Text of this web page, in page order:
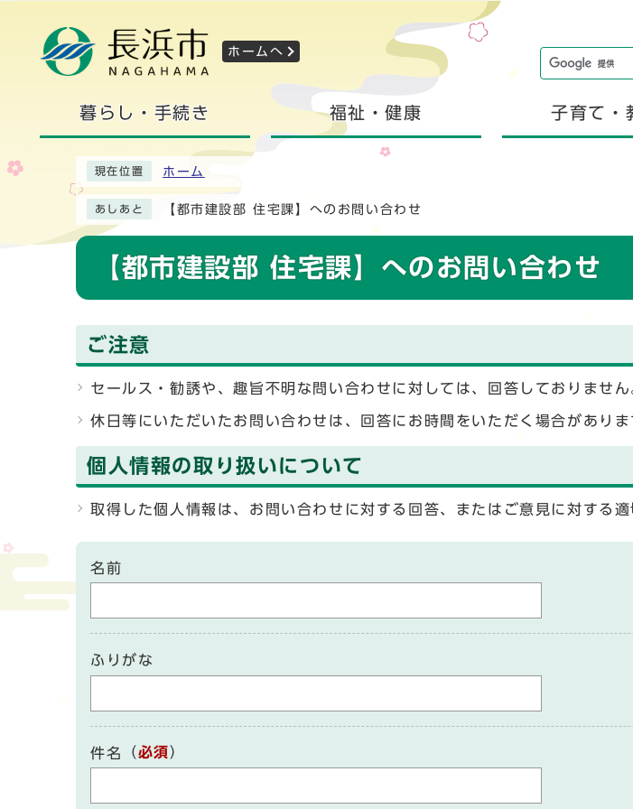
ホームへ
暮らし・手続き 福祉・健康 子育て・
現在位置 ホーム
あしあと 【都市建設部 住宅課】へのお問い合わせ
【都市建設部 住宅課】へのお問い合わせ
ご注意
セールス・勧誘や、趣旨不明な問い合わせに対しては、回答しておりません
休日等にいただいたお問い合わせは、回答にお時間をいただく場合がありま
個人情報の取り扱いについて
取得した個人情報は、お問い合わせに対する回答、またはご意見に対する
名前
ふりがな
件名 （必須）